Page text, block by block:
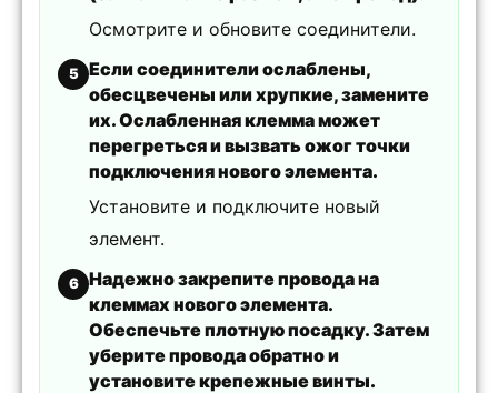
Осмотрите и обновите соединители.
5 Если соединители ослаблены,
обесцвечены или хрупкие, замените
их. Ослабленная клемма может
перегреться и вызвать ожог точки
подключения нового элемента.
Установите и подключите новый
элемент.
6 Надежно закрепите провода на
клеммах нового элемента.
Обеспечьте плотную посадку. Затем
уберите провода обратно и
установите крепежные винты.